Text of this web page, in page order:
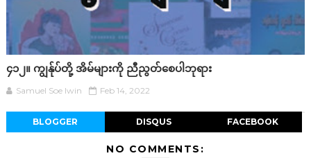
၄၁၂။ ကျွန်ုပ်တို့ အိမ်များကို ညီညွတ်စေပါဘုရား
Samuel Soe lwin Feb 14, 2022
BLOGGER DISQUS FACEBOOK
NO COMMENTS: